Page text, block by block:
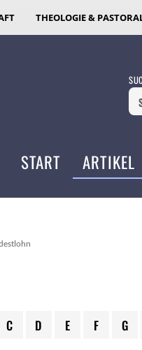
THEOLOGIE &
START ARTIKEL
C D E F G